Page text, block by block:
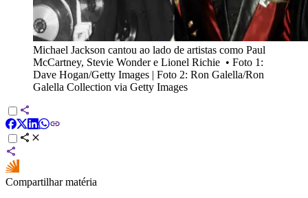
Michael Jackson cantou ao lado de artistas como Paul
McCartney, Stevie Wonder e Lionel Richie • Foto 1:
Dave Hogan/Getty Images | Foto 2: Ron Galella/Ron
Galella Collection via Getty Images
Compartilhar matéria